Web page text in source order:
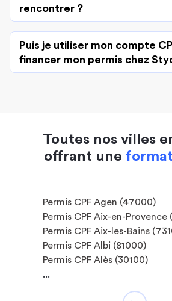
rencontrer ?
Puis je utiliser mon compte
financer mon permis chez
Toutes nos villes
offrant une
Permis CPF Agen (47000)
Permis CPF Aix-en-Provence
Permis CPF Aix-les-Bains
Permis CPF Albi (81000)
Permis CPF Alès (30100)
...